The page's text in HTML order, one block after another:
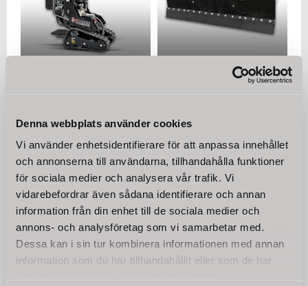
Denna webbplats använder cookies
Vi använder enhetsidentifierare för att anpassa innehållet
och annonserna till användarna, tillhandahålla funktioner
för sociala medier och analysera vår trafik. Vi
vidarebefordrar även sådana identifierare och annan
information från din enhet till de sociala medier och
annons- och analysföretag som vi samarbetar med.
Dessa kan i sin tur kombinera informationen med annan
information som du har tillhandahållit eller som de har
dragkraft jämfört med
traditionella varianter på hjul.
75 000
KÖP
Hydrauliskt schaktblad
för Jansen® KL-200
justerbara schaktblad med
165 cm.
KÖP